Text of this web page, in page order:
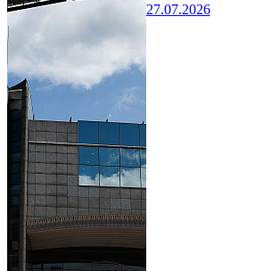
27.07.2026